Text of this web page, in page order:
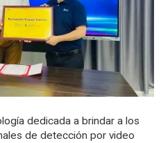
dedicada a brindar a los
de detección por video